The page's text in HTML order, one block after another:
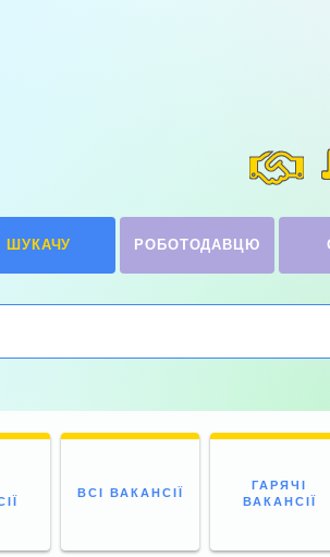
ШУКАЧУ РОБОТОДАВЦЮ
ВСІ ВАКАНСІЇ
ГАРЯЧІ
ВАКАНСІЇ